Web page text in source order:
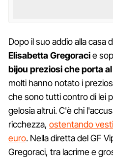
Dopo il suo addio alla casa
Elisabetta Gregoracie
bijou preziosi che porta
molti hanno notato i
che sono tutti contro di lei
gelosia altrui. C'è chi
ricchezza, ostentando
euro. Nella diretta del GF
Gregoraci, tra lacrime e